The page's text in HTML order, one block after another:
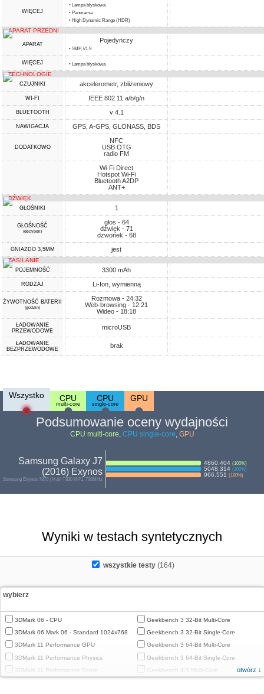
WIĘCEJ
• Lampa błyskowa
• Panorama
• High Dynamic Range (HDR)
APARAT PRZEDNI
APARAT
Pojedynczy
• 5MP, f/1.9
WIĘCEJ • Lampa błyskowa
TECHNOLOGIE
CZUJNIKI akcelerometr, zbliżeniowy
WI-FI IEEE 802.11 a/b/g/n
BLUETOOTH v 4.1
NAWIGACJA GPS, A-GPS, GLONASS, BDS
DODATKOWO
NFC
USB OTG
radio FM
Wi-Fi Direct
Hotspot Wi-Fi
Bluetooth A2DP
ANT+
DŹWIĘK
GŁOŚNIKI 1
GŁOŚNOŚĆ
(decybeli)
głos - 64
dźwięk - 71
dzwonek - 68
GNIAZDO 3,5MM jest
ZASILANIE
POJEMNOŚĆ 3300 mAh
RODZAJ Li-Ion, wymienną
ŻYWOTNOŚĆ BATERII
(godzin)
Rozmowa - 24:32
Web-browsing - 12:21
Wideo - 18:18
ŁADOWANIE
PRZEWODOWE
microUSB
ŁADOWANIE
BEZPRZEWODOWE
brak
Wszystko CPU
multi-core
CPU
single-core
GPU
Podsumowanie oceny wydajności
CPU multi-core, CPU single-core, GPU
Samsung Galaxy J7
(2016) Exynos
Samsung Exynos 7870 | Mali-T830 MP1, 700MHz
4860.404 (100%)
5048.314 (100%)
966.551 (100%)
Wyniki w testach syntetycznych
wszystkie testy (164)
wybierz
3DMark 06 - CPU
3DMark 06 Mark 06 - Standard 1024x768
3DMark 11 Performance GPU
3DMark 11 Performance Physics
3DMark 11 Performance Score
Geekbench 3 32-Bit Multi-Core
Geekbench 3 32-Bit Single-Core
Geekbench 3 64-Bit Multi-Core
Geekbench 3 64-Bit Single-Core
Geekbench 4.0 Multi-Core
otwórz ↓